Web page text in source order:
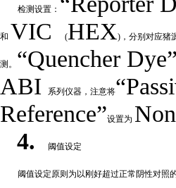
检测设置：
和 VIC(HEX)，分别对应猪
测。 “Quencher Dye
ABI 系列仪器，注意将
Reference”设置为
4. 阈值设定
阈值设定原则为以刚好超过正常阴性对照